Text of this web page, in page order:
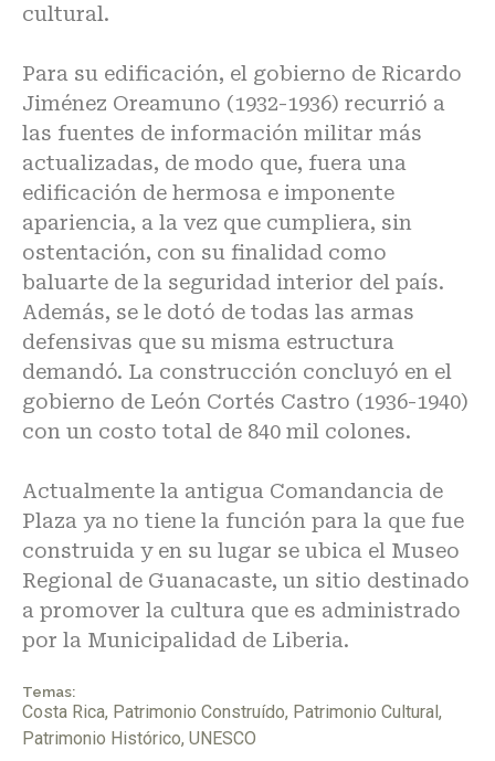
cultural.
Para su edificación, el gobierno de Ricardo
Jiménez Oreamuno (1932-1936) recurrió a
las fuentes de información militar más
actualizadas, de modo que, fuera una
edificación de hermosa e imponente
apariencia, a la vez que cumpliera, sin
ostentación, con su finalidad como
baluarte de la seguridad interior del país.
Además, se le dotó de todas las armas
defensivas que su misma estructura
demandó. La construcción concluyó en el
gobierno de León Cortés Castro (1936-1940)
con un costo total de 840 mil colones.
Actualmente la antigua Comandancia de
Plaza ya no tiene la función para la que fue
construida y en su lugar se ubica el Museo
Regional de Guanacaste, un sitio destinado
a promover la cultura que es administrado
por la Municipalidad de Liberia.
Temas:
Costa Rica, Patrimonio Construído, Patrimonio Cultural,
Patrimonio Histórico, UNESCO